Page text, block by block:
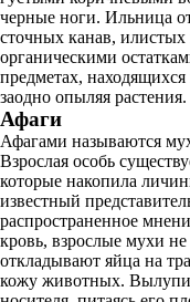
черные ноги. Ильница
сточных канав,
органическими
предметах,
заодно опыляя растения.
Афаги
Афагами называются
Взрослая особь
которые накопила
известный
распространенное
кровь, взрослые мухи
откладывают яйца на
кожу животных.